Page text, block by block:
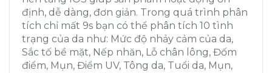
định, dễ dàng, đơn giản. Trong quá trình phân
tích chỉ mất 9s bạn có thể phân tích 10 tình
trạng của da như: Mức độ nhảy cảm của da,
Sắc tố bề mặt, Nếp nhăn, Lỗ chân lông, Đốm
điểm, Mụn, Điểm UV, Tông da, Tuổi da, Mụn,